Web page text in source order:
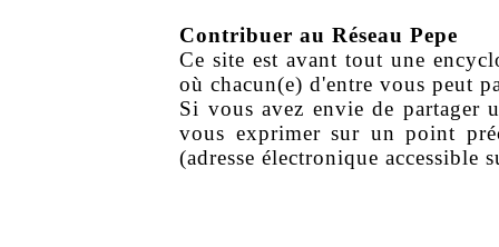
Contribuer au Réseau Pepe
Ce site est avant tout une
où chacun(e) d'entre vous peut
Si vous avez envie de partager
vous exprimer sur un point
(adresse électronique accessible